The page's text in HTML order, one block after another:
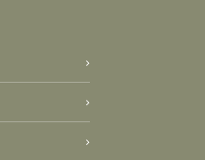
›
›
›